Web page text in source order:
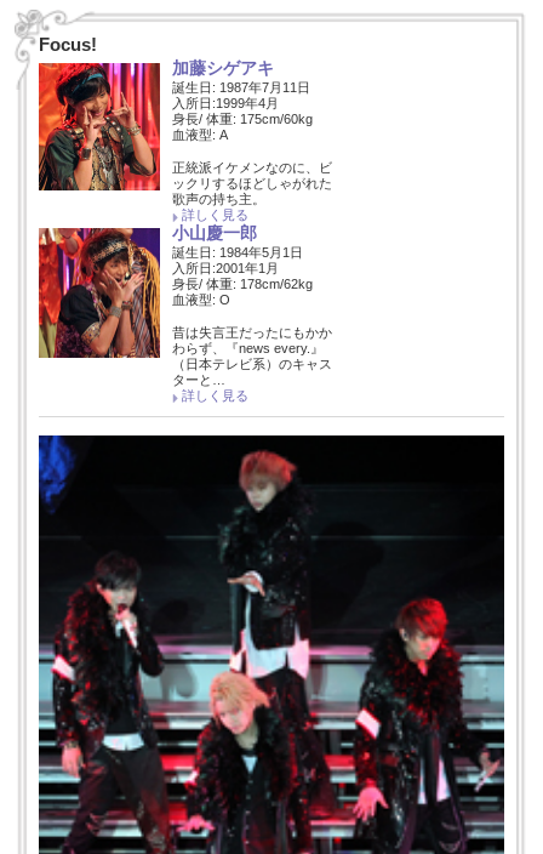
Focus!
加藤シゲアキ
誕生日: 1987年7月11日
入所日:1999年4月
身長/ 体重: 175cm/60kg
血液型: A
正統派イケメンなのに、ビ
ックリするほどしゃがれた
歌声の持ち主。
詳しく見る
小山慶一郎
誕生日: 1984年5月1日
入所日:2001年1月
身長/ 体重: 178cm/62kg
血液型: O
昔は失言王だったにもかか
わらず、『news every.』
（日本テレビ系）のキャス
ターと…
詳しく見る